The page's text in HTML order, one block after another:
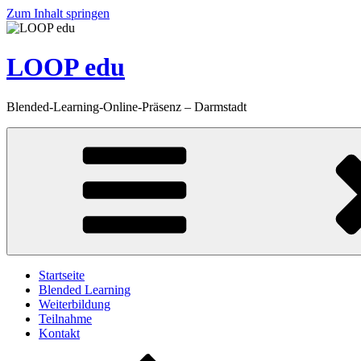
Zum Inhalt springen
LOOP edu
Blended-Learning-Online-Präsenz – Darmstadt
Startseite
Blended Learning
Weiterbildung
Teilnahme
Kontakt